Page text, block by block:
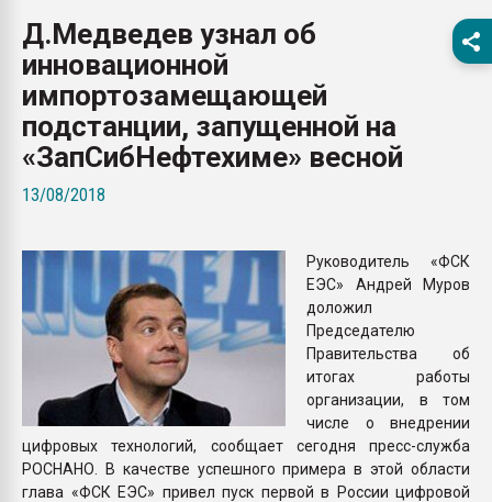
28.07.2026
ситуацией на
бутылок
Д.Медведев узнал об
инновационной
импортозамещающей
подстанции, запущенной на
«ЗапСибНефтехиме» весной
13/08/2018
Руководитель «ФСК
ЕЭС» Андрей Муров
доложил
Председателю
Правительства об
итогах работы
организации, в том
числе о внедрении
цифровых технологий, сообщает сегодня пресс-служба
РОСНАНО. В качестве успешного примера в этой области
глава «ФСК ЕЭС» привел пуск первой в России цифровой